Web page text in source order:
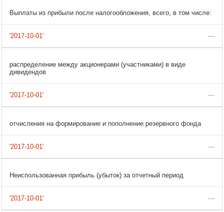
Выплаты из прибыли после налогообложения, всего, в том числе:
—
распределение между акционерами (участниками) в виде
дивидендов
—
отчисления на формирование и пополнение резервного фонда
—
Неиспользованная прибыль (убыток) за отчетный период
—